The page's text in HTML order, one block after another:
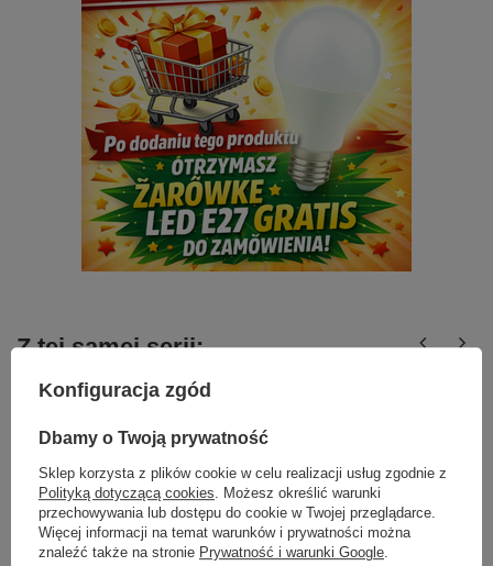
Z tej samej serii:
Konfiguracja zgód
Dbamy o Twoją prywatność
Sklep korzysta z plików cookie w celu realizacji usług zgodnie z
Polityką dotyczącą cookies . Możesz określić warunki
przechowywania lub dostępu do cookie w Twojej przeglądarce.
Więcej informacji na temat warunków i prywatności można
znaleźć także na stronie Prywatność i warunki Google